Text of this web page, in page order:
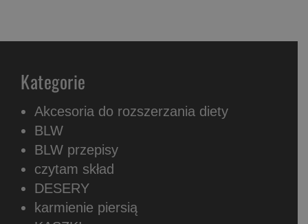
Kategorie
Akcesoria do rozszerzania diety
BLW
BLW przepisy
czytam skład
DESERY
karmienie piersią